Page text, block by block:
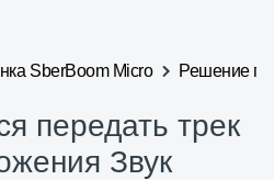
SberBoom Micro Решение
передать трек
Звук